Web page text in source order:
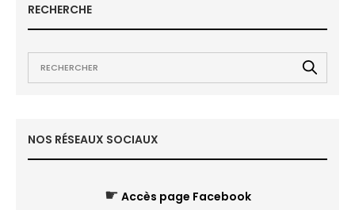
RECHERCHE
NOS RÉSEAUX SOCIAUX
☛ Accès page Facebook